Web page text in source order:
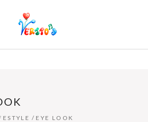
/ EYE LOOK